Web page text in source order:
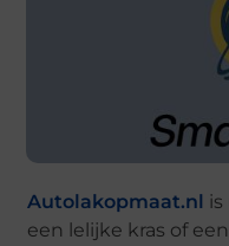
Autolakopmaat.nl
een lelijke kras of